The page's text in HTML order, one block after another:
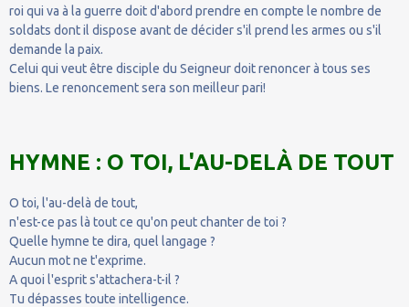
roi qui va à la guerre doit d'abord prendre en compte le nombre de
soldats dont il dispose avant de décider s'il prend les armes ou s'il
demande la paix.
Celui qui veut être disciple du Seigneur doit renoncer à tous ses
biens. Le renoncement sera son meilleur pari!
HYMNE : O TOI, L'AU-DELÀ DE TOUT
O toi, l'au-delà de tout,
n'est-ce pas là tout ce qu'on peut chanter de toi ?
Quelle hymne te dira, quel langage ?
Aucun mot ne t'exprime.
A quoi l'esprit s'attachera-t-il ?
Tu dépasses toute intelligence.